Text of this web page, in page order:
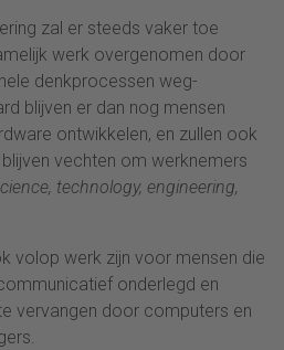
zal er steeds vaker toe
werk overgenomen door
denkprocessen weg-
blijven er dan nog mensen
ontwikkelen, en zullen ook
vechten om werknemers
technology, engineering,
volop werk zijn voor mensen die
onderlegd en
vervangen door computers en